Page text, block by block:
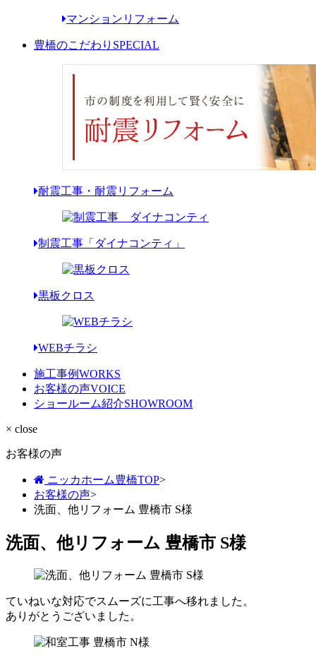
マンションリフォーム
豊橋のこだわり SPECIAL
耐震工事・耐震リフォーム
制震工事「ダイナコンティ」
黒板クロス
WEBチラシ
施工事例WORKS
お客様の声VOICE
ショールーム紹介SHOWROOM
× close
お客様の声
ニッカホーム豊橋TOP>
お客様の声>
洗面、他リフォーム 豊橋市 S様
洗面、他リフォーム 豊橋市 S様
ていねいな対応でスムーズに工事へ移れました。
ありがとうございました。